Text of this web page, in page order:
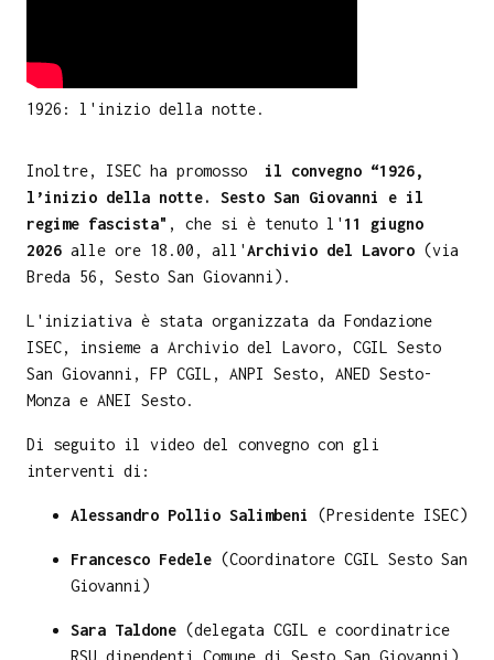
1926: l'inizio della notte.
Inoltre, ISEC ha promosso
il convegno “1926,
l’inizio della notte. Sesto San Giovanni e il
regime fascista" , che si è tenuto l' 11 giugno
2026 alle ore 18.00, all'Archivio del Lavoro (via
Breda 56, Sesto San Giovanni).
L'iniziativa è stata organizzata da Fondazione
ISEC, insieme a Archivio del Lavoro, CGIL Sesto
San Giovanni, FP CGIL, ANPI Sesto, ANED Sesto-
Monza e ANEI Sesto.
Di seguito il video del convegno con gli
interventi di:
Alessandro Pollio Salimbeni (Presidente ISEC)
Francesco Fedele (Coordinatore CGIL Sesto San
Giovanni)
Sara Taldone (delegata CGIL e coordinatrice
RSU dipendenti Comune di Sesto San Giovanni)